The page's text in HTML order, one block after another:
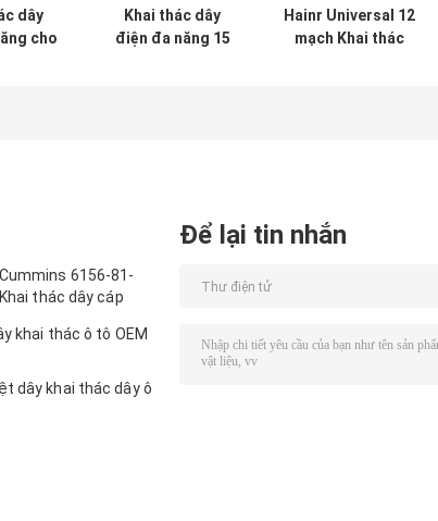
dây
cho
Khai thác dây
điện đa năng 15
Hainr Universal 12
mạch Khai thác
6156-81-
thác dây cáp
khai thác ô tô OEM
dây khai thác dây ô
Để lại tin nhắn